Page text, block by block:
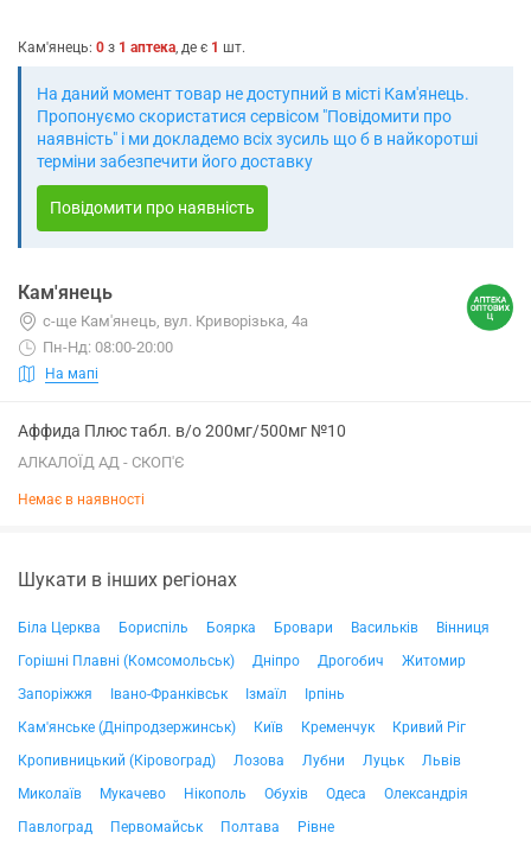
Кам'янець: 0 з 1 аптека, де є 1 шт.
На даний момент товар не доступний в місті Кам'янець.
Пропонуємо скористатися сервісом "Повідомити про
наявність" і ми докладемо всіх зусиль що б в найкоротші
терміни забезпечити його доставку
Повідомити про наявність
Кам'янець
с-ще Кам'янець, вул. Криворізька, 4а
Пн-Нд: 08:00-20:00
На мапі
Аффида Плюс табл. в/о 200мг/500мг №10
АЛКАЛОЇД АД - СКОП'Є
Немає в наявності
Шукати в інших регіонах
Біла Церква Бориспіль Боярка Бровари Васильків
Вінниця
Горішні Плавні (Комсомольськ)
Дніпро Дрогобич
Житомир
Запоріжжя
Івано-Франківськ Ізмаїл
Ірпінь
Кам'янське (Дніпродзержинськ)
Київ Кременчук
Кривий Ріг
Кропивницький (Кіровоград)
Лозова Лубни Луцьк
Львів
Миколаїв
Мукачево Нікополь Обухів Одеса
Олександрія
Павлоград
Первомайськ Полтава
Рівне